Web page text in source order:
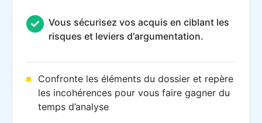
Vous sécurisez vos acquis en ciblant les
risques et leviers d'argumentation.
Confronte les éléments du dossier et repère
les incohérences pour vous faire gagner du
temps d’analyse